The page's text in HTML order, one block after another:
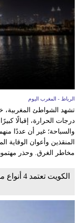
الرباط - المغرب اليوم
تشهد الشواطئ
درجات الحرارة، إقبالًا
والسباحة؛ غير أن عددًا
المنقذين وأعوان الوقاية
مخاطر الغرق. وحذر
الكويت